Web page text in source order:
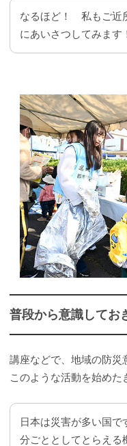
なるほど！ 私もご近
にあいさつしてみます
普段から意識してお
講座などで、地域の防災
このような活動を始めた
日本は災害が多い国で
分ごととしてとらえる